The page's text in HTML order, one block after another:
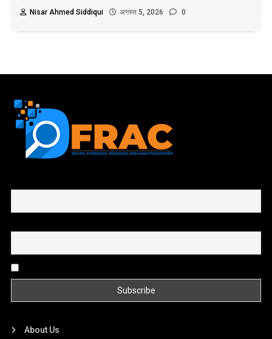
Nisar Ahmed Siddiqui
अगस्त 5, 2026 0
About Us